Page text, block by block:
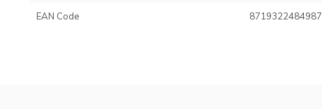
EAN Code 8719322484987